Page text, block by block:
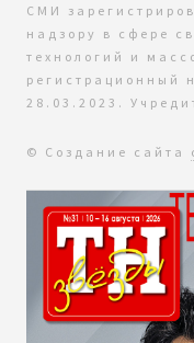
СМИ
надзору в сфере
технологий и
регистрационный
28.03.2023.
© Создание сайта